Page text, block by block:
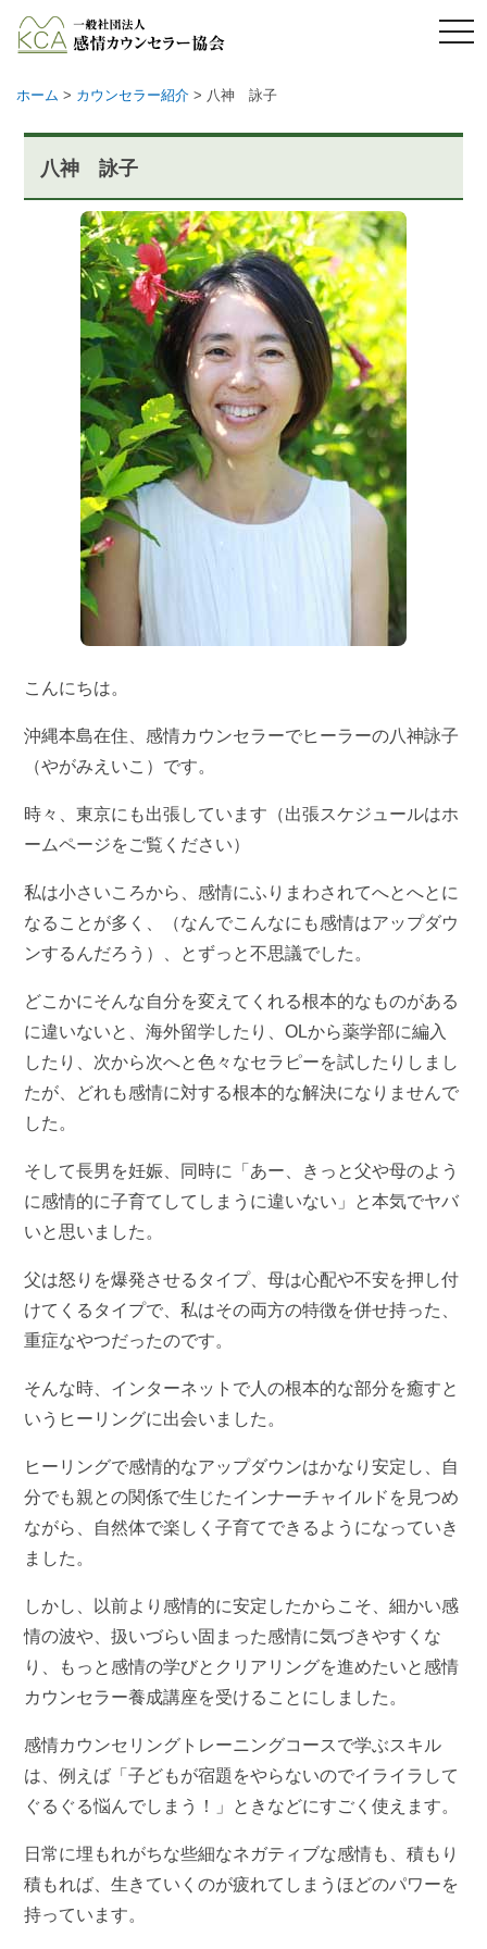
メ
ニ
ホーム > カウンセラー紹介 > 八神 詠子
八神 詠子
こんにちは。
沖縄本島在住、感情カウンセラーでヒーラーの八神詠子
（やがみえいこ）です。
時々、東京にも出張しています（出張スケジュールはホ
ームページをご覧ください）
私は小さいころから、感情にふりまわされてへとへとに
なることが多く、（なんでこんなにも感情はアップダウ
ンするんだろう）、とずっと不思議でした。
どこかにそんな自分を変えてくれる根本的なものがある
に違いないと、海外留学したり、OLから薬学部に編入
したり、次から次へと色々なセラピーを試したりしまし
たが、どれも感情に対する根本的な解決になりませんで
した。
そして長男を妊娠、同時に「あー、きっと父や母のよう
に感情的に子育てしてしまうに違いない」と本気でヤバ
いと思いました。
父は怒りを爆発させるタイプ、母は心配や不安を押し付
けてくるタイプで、私はその両方の特徴を併せ持った、
重症なやつだったのです。
そんな時、インターネットで人の根本的な部分を癒すと
いうヒーリングに出会いました。
ヒーリングで感情的なアップダウンはかなり安定し、自
分でも親との関係で生じたインナーチャイルドを見つめ
ながら、自然体で楽しく子育てできるようになっていき
ました。
しかし、以前より感情的に安定したからこそ、細かい感
情の波や、扱いづらい固まった感情に気づきやすくな
り、もっと感情の学びとクリアリングを進めたいと感情
カウンセラー養成講座を受けることにしました。
感情カウンセリングトレーニングコースで学ぶスキル
は、例えば「子どもが宿題をやらないのでイライラして
ぐるぐる悩んでしまう！」ときなどにすごく使えます。
日常に埋もれがちな些細なネガティブな感情も、積もり
積もれば、生きていくのが疲れてしまうほどのパワーを
持っています。